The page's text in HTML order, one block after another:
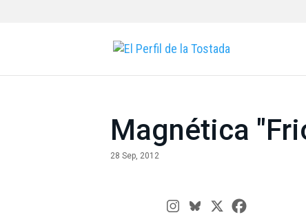
Magnética
28 Sep, 2012